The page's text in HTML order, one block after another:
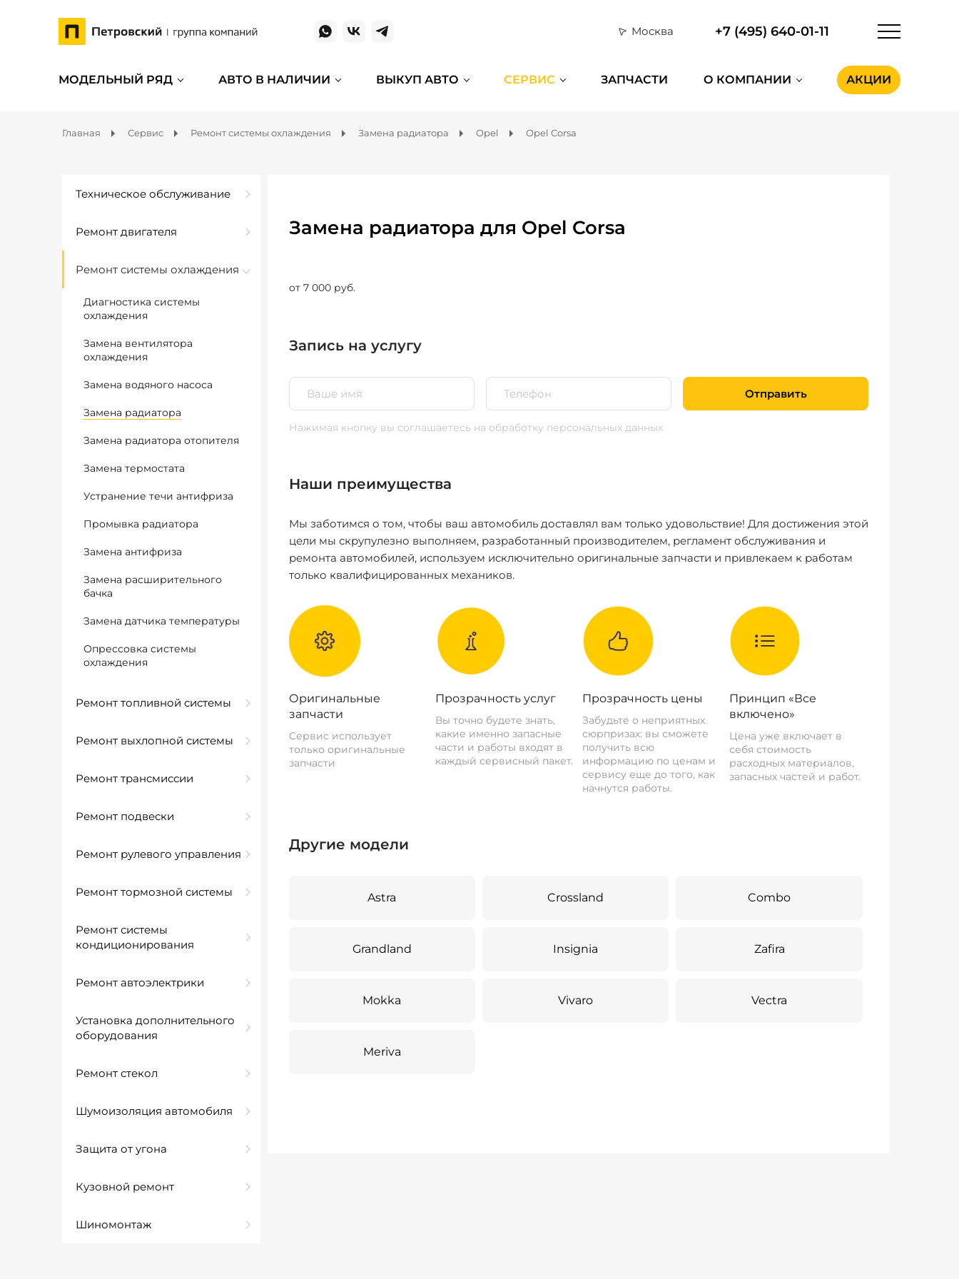
Москва +7 (495) 640-01-11
МОДЕЛЬНЫЙ РЯД АВТО В НАЛИЧИИ ВЫКУП АВТО СЕРВИС ЗАПЧАСТИ О КОМПАНИИ АКЦИИ
Главная Сервис Ремонт системы охлаждения Замена радиатора Opel Opel Corsa
Техническое обслуживание
Ремонт двигателя
Ремонт системы охлаждения
Диагностика системы
охлаждения
Замена вентилятора
охлаждения
Замена водяного насоса
Замена радиатора
Замена радиатора отопителя
Замена термостата
Устранение течи антифриза
Промывка радиатора
Замена антифриза
Замена расширительного
бачка
Замена датчика температуры
Опрессовка системы
охлаждения
Ремонт топливной системы
Ремонт выхлопной системы
Ремонт трансмиссии
Ремонт подвески
Ремонт рулевого управления
Ремонт тормозной системы
Ремонт системы
кондиционирования
Ремонт автоэлектрики
Установка дополнительного
оборудования
Ремонт стекол
Шумоизоляция автомобиля
Защита от угона
Кузовной ремонт
Шиномонтаж
Замена радиатора для Opel Corsa
от 7 000 руб.
Запись на услугу
Отправить
Нажимая кнопку вы соглашаетесь на обработку персональных данных
Наши преимущества
Мы заботимся о том, чтобы ваш автомобиль доставлял вам только удовольствие! Для достижения этой
цели мы скрупулезно выполняем, разработанный производителем, регламент обслуживания и
ремонта автомобилей, используем исключительно оригинальные запчасти и привлекаем к работам
только квалифицированных механиков.
Оригинальные
запчасти
Сервис использует
только оригинальные
запчасти
Прозрачность услуг
Вы точно будете знать,
какие именно запасные
части и работы входят в
каждый сервисный пакет.
Прозрачность цены
Забудьте о неприятных
сюрпризах: вы сможете
получить всю
информацию по ценам и
сервису еще до того, как
начнутся работы.
Принцип «Все
включено»
Цена уже включает в
себя стоимость
расходных материалов,
запасных частей и работ.
Другие модели
Astra Crossland Combo
Grandland Insignia Zafira
Mokka Vivaro Vectra
Meriva